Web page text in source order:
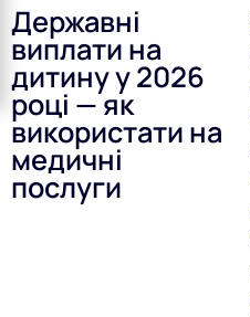
Державні
виплати на
дитину у 2026
році — як
використати на
медичні
послуги